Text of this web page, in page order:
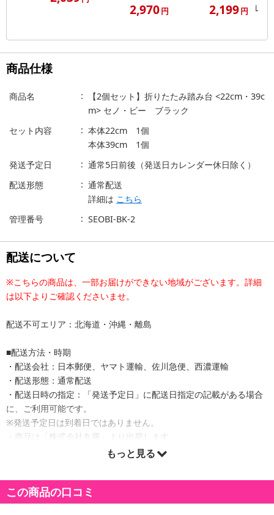
2,970円 2,199円
レ...
商品仕様
商品名
【2個セット】折りたたみ踏み台 <22cm・39c
m> セノ・ビー ブラック
セット内容
本体22cm 1個
本体39cm 1個
発送予定日
通常5日前後（発送日カレンダー休日除く）
配送形態
通常配送
詳細は こちら
管理番号
SEOBI-BK-2
配送について
※こちらの商品は、一部お届けができない地域がございます。詳細
は以下よりご確認くださいませ。
配送不可エリア：北海道・沖縄・離島
■配送方法・時期
・配送会社：日本郵便、ヤマト運輸、佐川急便、西濃運輸
・配送形態：通常配送
・配送日時の指定：「発送予定日」に配送日指定の記載がある場合
に、ご利用可能です。
※発送予定日は到着日ではありません。
・商品は「株式会社丸藤」より出荷します。
商品詳細
もっと見る
この商品の口コミ